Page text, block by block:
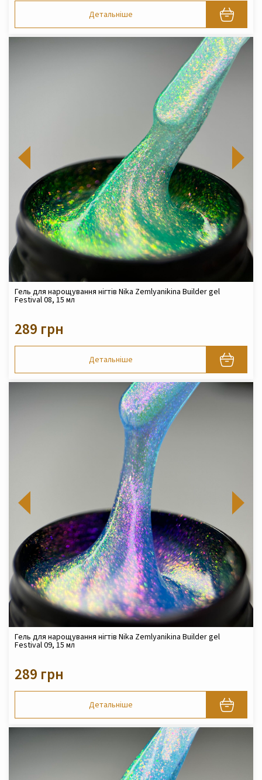
Детальніше
Гель для нарощування нігтів Nika Zemlyanikina Builder gel
Festival 08, 15 мл
289 грн
Детальніше
Гель для нарощування нігтів Nika Zemlyanikina Builder gel
Festival 09, 15 мл
289 грн
Детальніше